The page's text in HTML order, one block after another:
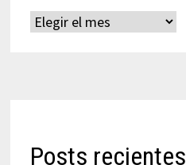
Archivos
Posts recientes